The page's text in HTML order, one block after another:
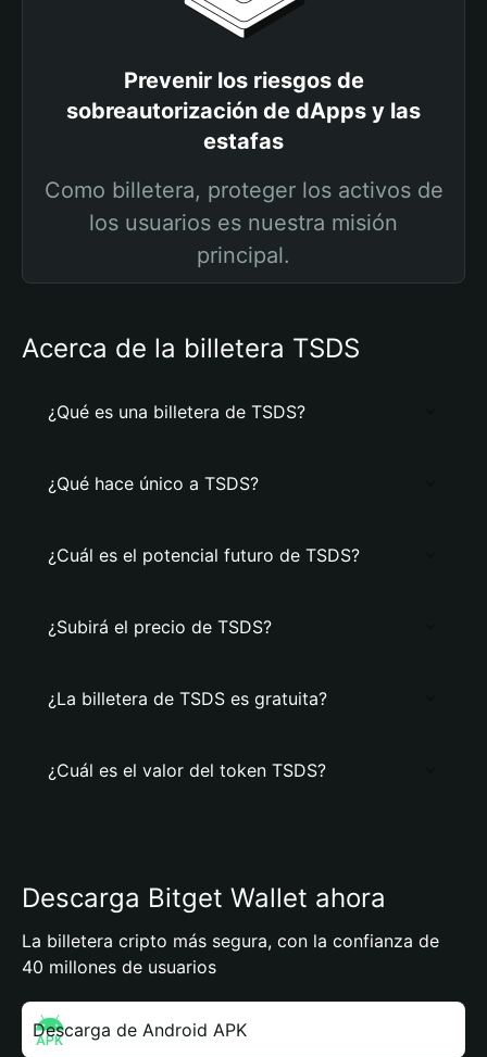
Prevenir los riesgos de
sobreautorización de dApps y las
estafas
Como billetera, proteger los activos de
los usuarios es nuestra misión
principal.
Acerca de la billetera TSDS
¿Qué es una billetera de TSDS?
¿Qué hace único a TSDS?
¿Cuál es el potencial futuro de TSDS?
¿Subirá el precio de TSDS?
¿La billetera de TSDS es gratuita?
¿Cuál es el valor del token TSDS?
Descarga Bitget Wallet ahora
La billetera cripto más segura, con la confianza de
40 millones de usuarios
Descarga de Android APK